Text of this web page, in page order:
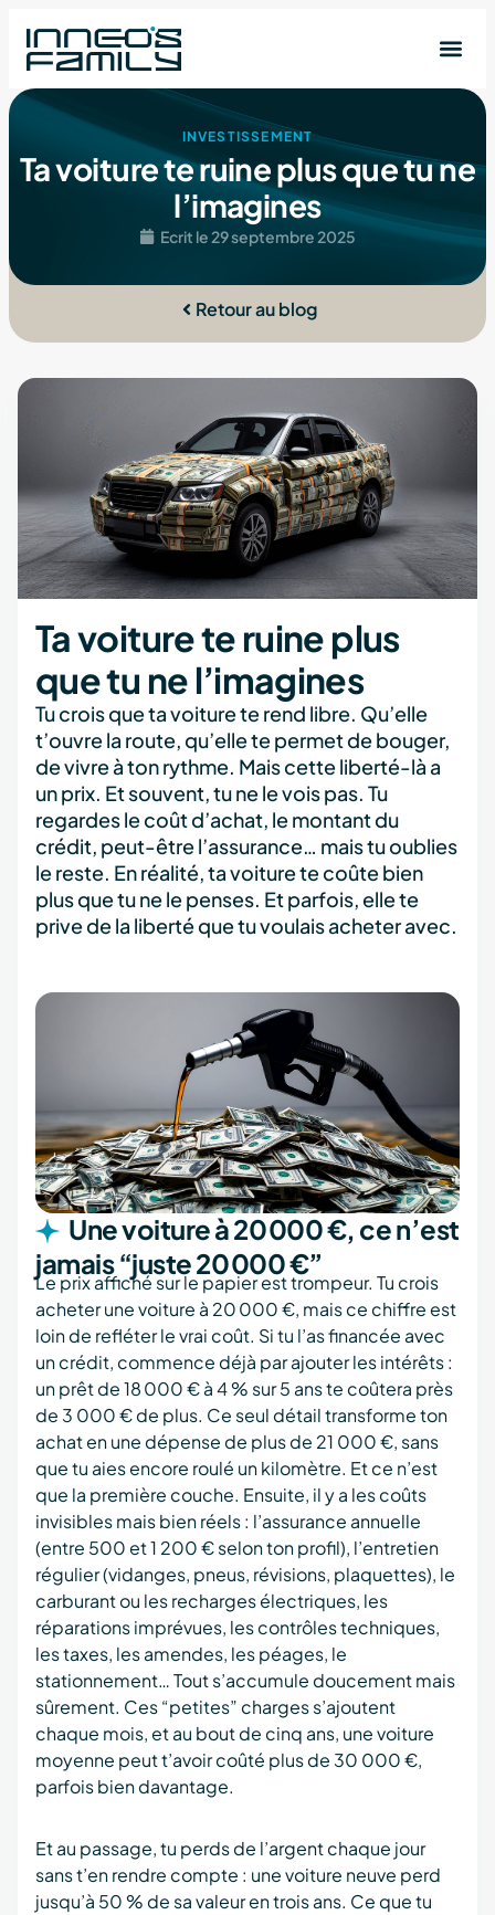
INVESTISSEMENT
Ta voiture te ruine plus que tu ne
l’imagines
Ecrit le 29 septembre 2025
Retour au blog
Ta voiture te ruine plus
que tu ne l’imagines
Tu crois que ta voiture te rend libre. Qu’elle
t’ouvre la route, qu’elle te permet de bouger,
de vivre à ton rythme. Mais cette liberté-là a
un prix. Et souvent, tu ne le vois pas. Tu
regardes le coût d’achat, le montant du
crédit, peut-être l’assurance… mais tu oublies
le reste. En réalité, ta voiture te coûte bien
plus que tu ne le penses. Et parfois, elle te
prive de la liberté que tu voulais acheter avec.
Une voiture à 20 000 €, ce n’est
jamais “juste 20 000 €”
Le prix affiché sur le papier est trompeur. Tu crois
acheter une voiture à 20 000 €, mais ce chiffre est
loin de refléter le vrai coût. Si tu l’as financée avec
un crédit, commence déjà par ajouter les intérêts :
un prêt de 18 000 € à 4 % sur 5 ans te coûtera près
de 3 000 € de plus. Ce seul détail transforme ton
achat en une dépense de plus de 21 000 €, sans
que tu aies encore roulé un kilomètre. Et ce n’est
que la première couche. Ensuite, il y a les coûts
invisibles mais bien réels : l’assurance annuelle
(entre 500 et 1 200 € selon ton profil), l’entretien
régulier (vidanges, pneus, révisions, plaquettes), le
carburant ou les recharges électriques, les
réparations imprévues, les contrôles techniques,
les taxes, les amendes, les péages, le
stationnement… Tout s’accumule doucement mais
sûrement. Ces “petites” charges s’ajoutent
chaque mois, et au bout de cinq ans, une voiture
moyenne peut t’avoir coûté plus de 30 000 €,
parfois bien davantage.
Et au passage, tu perds de l’argent chaque jour
sans t’en rendre compte : une voiture neuve perd
jusqu’à 50 % de sa valeur en trois ans. Ce que tu